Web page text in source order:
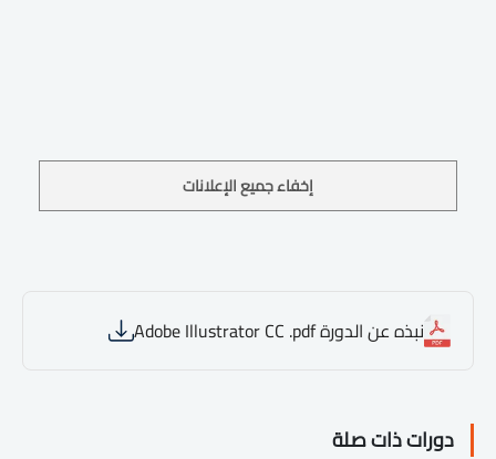
إخفاء جميع الإعلانات
نبذه عن الدورة Adobe Illustrator CC .pdf
دورات ذات صلة